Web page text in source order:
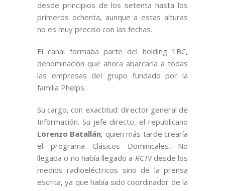
desde principios de los setenta hasta los
primeros ochenta, aunque a estas alturas
no es muy preciso con las fechas.
El canal formaba parte del holding 1BC,
denominación que ahora abarcaría a todas
las empresas del grupo fundado por la
familia Phelps.
Su cargo, con exactitud: director general de
Información. Su jefe directo, el republicano
Lorenzo Batallán, quien más tarde crearía
el programa Clásicos Dominicales. No
llegaba o no había llegado a RCTVdesde los
medios radioeléctricos sino de la prensa
escrita, ya que había sido coordinador de la